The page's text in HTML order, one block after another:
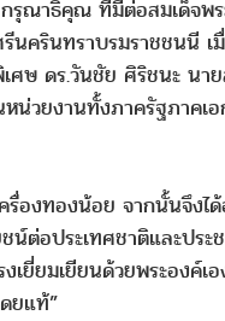
รุณาธิคุณ ที่มีต่อสมเด็จพ
รีนครินทราบรมราชชนนี
ศษ ดร.วันชัย ศิริชนะ นา
วยงานทั้งภาครัฐภาคเ
รื่องทองน้อย จากนั้นจึงไ
ต่อประเทศชาติและประ
ยี่ยมเยียนด้วยพระองค์เ
ยแท้”